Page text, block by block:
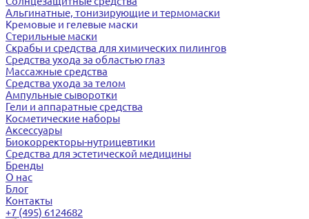
Альгинатные, тонизирующие и термомаски
Кремовые и гелевые маски
Стерильные маски
Скрабы и средства для химических пилингов
Средства ухода за областью глаз
Массажные средства
Средства ухода за телом
Ампульные сыворотки
Гели и аппаратные средства
Косметические наборы
Аксессуары
Биокорректоры-нутрицевтики
Средства для эстетической медицины
Бренды
О нас
Блог
Контакты
+7 (495) 6124682